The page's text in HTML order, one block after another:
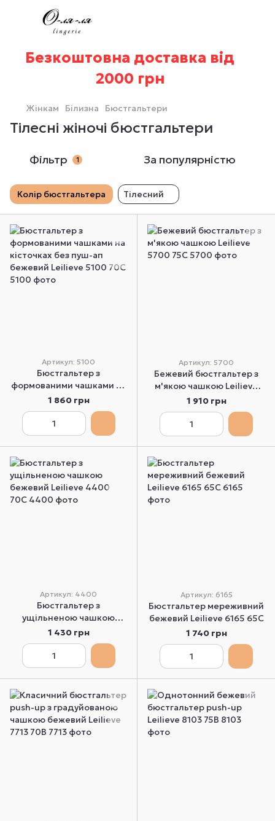
Безкоштовна доставка від
2000 грн
Жінкам Білизна Бюстгальтери
Тілесні жіночі бюстгальтери
Фільтр 1 За популярністю
Колір бюстгальтера Тілесний
Артикул: 5100
Бюстгальтер з
формованими чашками на
кісточках без пуш-ап
бежевий Leilieve 5100 70C
1 860 грн
Артикул: 5700
Бежевий бюстгальтер з
м'якою чашкою Leilieve
5700 75C
1 910 грн
Артикул: 4400
Бюстгальтер з
ущільненою чашкою
бежевий Leilieve 4400
70C
1 430 грн
Артикул: 6165
Бюстгальтер мереживний
бежевий Leilieve 6165 65C
1 740 грн